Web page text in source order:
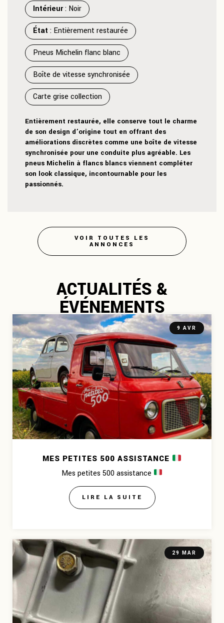
Intérieur: Noir
État : Entièrement restaurée
Pneus Michelin flanc blanc
Boîte de vitesse synchronisée
Carte grise collection
Entièrement restaurée, elle conserve tout le charme
de son design d’origine tout en offrant des
améliorations discrètes comme une boîte de vitesse
synchronisée pour une conduite plus agréable. Les
pneus Michelin à flancs blancs viennent compléter
son look classique, incontournable pour les
passionnés.
VOIR TOUTES LES
ANNONCES
ACTUALITÉS &
ÉVÉNEMENTS
9 AVR
MES PETITES 500 ASSISTANCE
Mes petites 500 assistance
LIRE LA SUITE
29 MAR